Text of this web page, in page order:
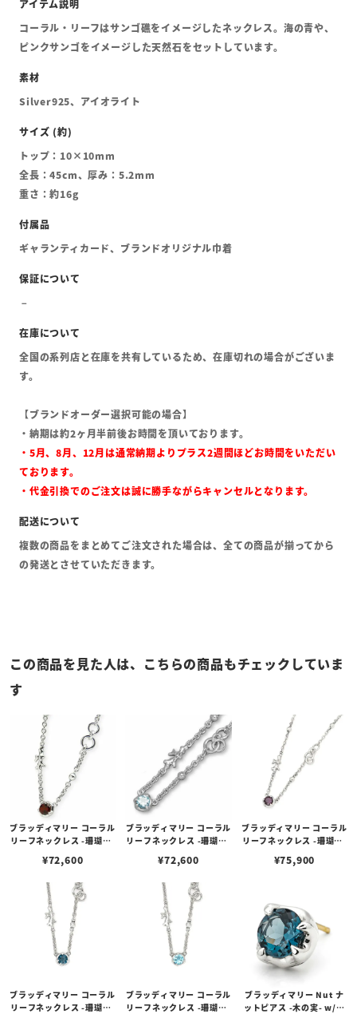
コーラル・リーフはサンゴ礁をイメージしたネックレス。海の青や、
ピンクサンゴをイメージした天然石をセットしています。
Silver925、アイオライト
トップ：10×10mm
全長：45cm、厚み：5.2mm
重さ：約16g
ギャランティカード、ブランドオリジナル巾着
全国の系列店と在庫を共有しているため、在庫切れの場合がございま
す。
【ブランドオーダー選択可能の場合】
・納期は約2ヶ月半前後お時間を頂いております。
・5月、8月、12月は通常納期よりプラス2週間ほどお時間をいただい
ております。
・代金引換でのご注文は誠に勝手ながらキャンセルとなります。
複数の商品をまとめてご注文された場合は、全ての商品が揃ってから
の発送とさせていただきます。
この商品を見た人は、こちらの商品もチェックしていま
す
ブラッディマリー コーラル
リーフネックレス -珊瑚礁-
¥72,600
ブラッディマリー コーラル
リーフネックレス -珊瑚礁-
¥72,600
ブラッディマリー コーラル
リーフネックレス -珊瑚礁-
ト
¥75,900
ブラッディマリー コーラル
リーフネックレス -珊瑚礁-
ブラッディマリー コーラル
リーフネックレス -珊瑚礁-
ブラッディマリー Nut ナ
ットピアス -木の実- w/ロ